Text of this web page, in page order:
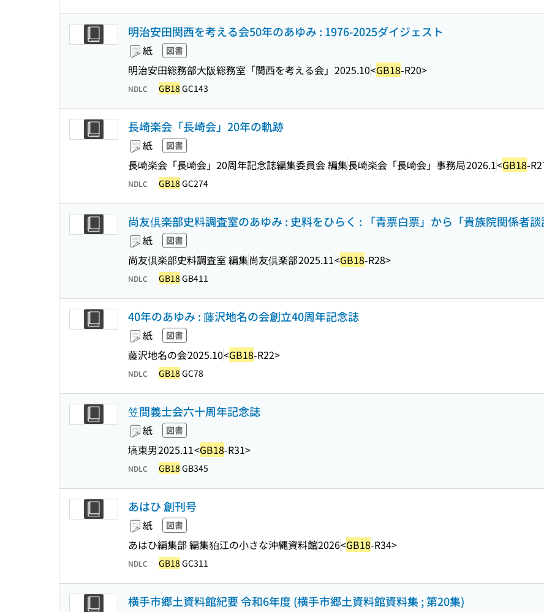
明治安田関西を考える会50年のあゆみ : 1976-2025ダイジェスト
紙 図書
明治安田総務部大阪総務室「関西を考える会」 2025.10<GB18-R20>
NDLC GB18 GC143
長崎楽会「長崎会」20年の軌跡
紙 図書
長崎楽会「長崎会」20周年記念誌編集委員会 編集長崎楽会「長崎会」事務局2026.1<GB18-
NDLC GB18 GC274
尚友倶楽部史料調査室のあゆみ : 史料をひらく : 「青票白票」から「貴族院関係者
紙 図書
尚友倶楽部史料調査室 編集尚友倶楽部2025.11<GB18-R28>
NDLC GB18 GB411
40年のあゆみ : 藤沢地名の会創立40周年記念誌
紙 図書
藤沢地名の会2025.10<GB18-R22>
NDLC GB18 GC78
笠間義士会六十周年記念誌
紙 図書
塙東男2025.11<GB18-R31>
NDLC GB18 GB345
あはひ 創刊号
紙 図書
あはひ編集部 編集狛江の小さな沖縄資料館2026<GB18-R34>
NDLC GB18 GC311
横手市郷土資料館紀要 令和6年度 (横手市郷土資料館資料集 ; 第20集)